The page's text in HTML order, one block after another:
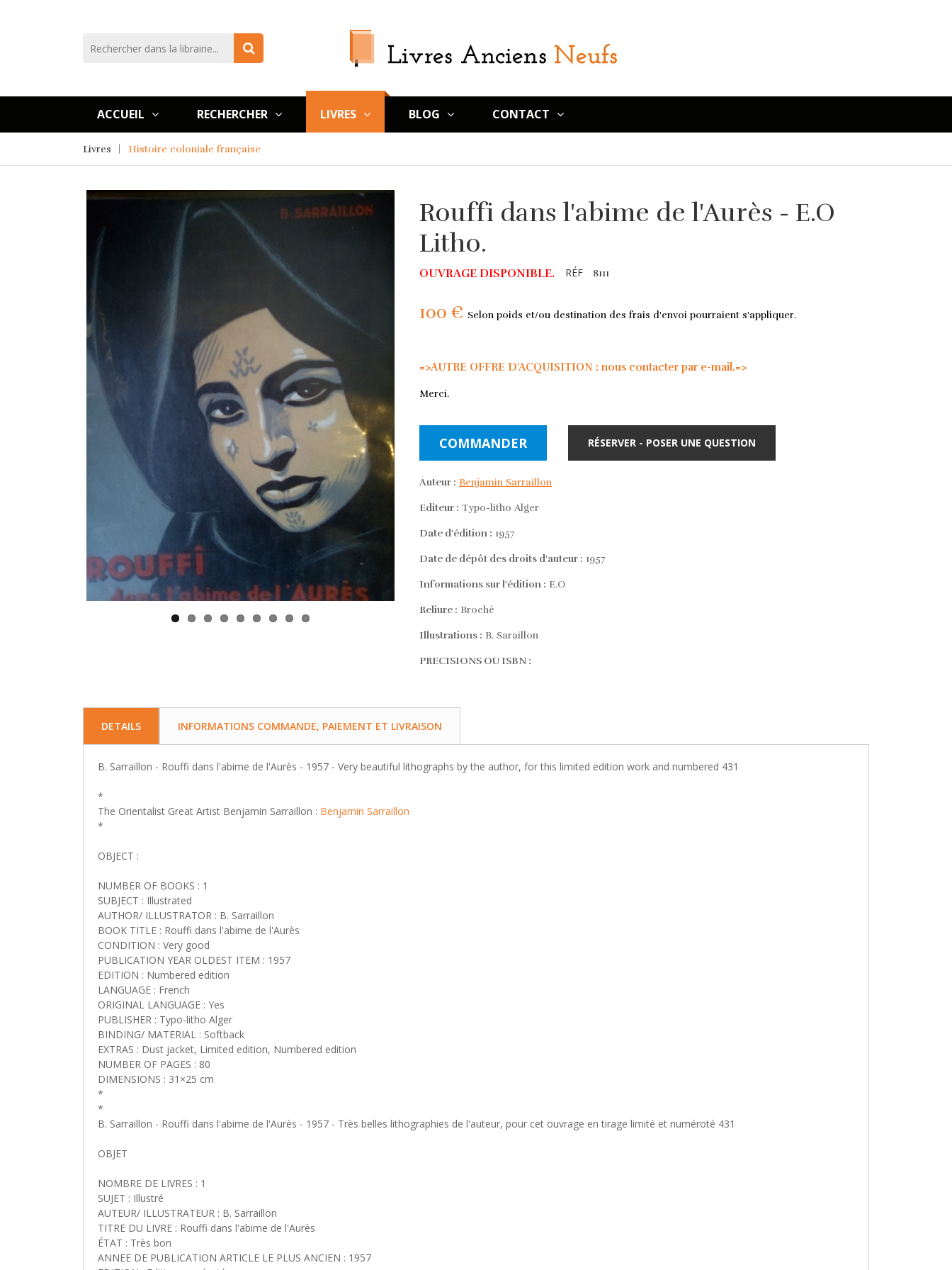
ACCUEIL RECHERCHER LIVRES BLOG CONTACT
Livres Histoire coloniale française
Rouffi dans l'abime de l'Aurès - E.O
Litho.
OUVRAGE DISPONIBLE. RÉF 8111
100 € Selon poids et/ou destination des frais d'envoi pourraient s'appliquer.
=>AUTRE OFFRE D'ACQUISITION : nous contacter par e-mail.=>
Merci.
COMMANDER RÉSERVER - POSER UNE QUESTION
Auteur : Benjamin Sarraillon
Editeur : Typo-litho Alger
Date d'édition : 1957
Date de dépôt des droits d'auteur : 1957
Informations sur l'édition : E.O
Reliure : Broché
Illustrations : B. Saraillon
PRECISIONS OU ISBN :
DETAILS INFORMATIONS COMMANDE, PAIEMENT ET LIVRAISON
B. Sarraillon - Rouffi dans l'abime de l'Aurès - 1957 - Very beautiful lithographs by the author, for this limited edition work and numbered 431
*
The Orientalist Great Artist Benjamin Sarraillon : Benjamin Sarraillon
*
OBJECT :
NUMBER OF BOOKS : 1
SUBJECT : Illustrated
AUTHOR/ ILLUSTRATOR : B. Sarraillon
BOOK TITLE : Rouffi dans l'abime de l'Aurès
CONDITION : Very good
PUBLICATION YEAR OLDEST ITEM : 1957
EDITION : Numbered edition
LANGUAGE : French
ORIGINAL LANGUAGE : Yes
PUBLISHER : Typo-litho Alger
BINDING/ MATERIAL : Softback
EXTRAS : Dust jacket, Limited edition, Numbered edition
NUMBER OF PAGES : 80
DIMENSIONS : 31×25 cm
*
*
B. Sarraillon - Rouffi dans l'abime de l'Aurès - 1957 - Très belles lithographies de l'auteur, pour cet ouvrage en tirage limité et numéroté 431
OBJET
NOMBRE DE LIVRES : 1
SUJET : Illustré
AUTEUR/ ILLUSTRATEUR : B. Sarraillon
TITRE DU LIVRE : Rouffi dans l'abime de l'Aurès
ÉTAT : Très bon
ANNEE DE PUBLICATION ARTICLE LE PLUS ANCIEN : 1957